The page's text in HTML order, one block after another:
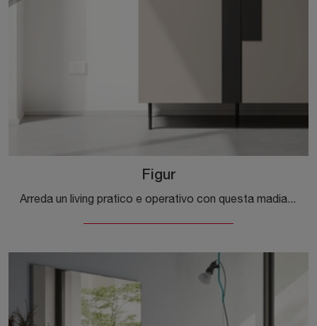
Figur
Arreda un living pratico e operativo con questa madia Figur di Orme: scopri le più belle Madie in melaminico.